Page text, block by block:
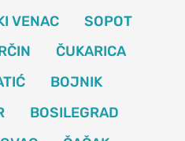
VENAC
SOPOT
ČUKARICA
BOJNIK
BOSILEGRAD